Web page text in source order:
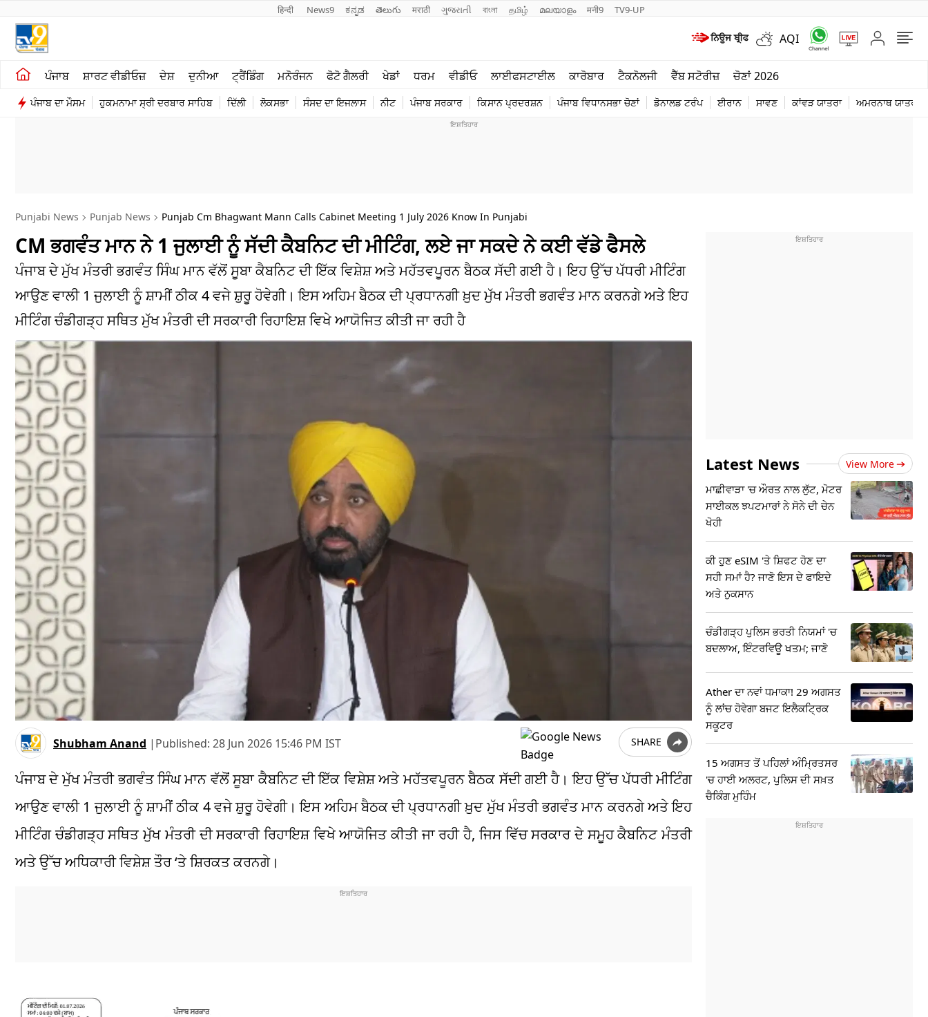
हिन्दी News9 ಕನ್ನಡ తెలుగు मराठी ગુજરાતી বাংলা தமிழ் മലയാളം मनी9 TV9-UP
AQI
ਪੰਜਾਬ ਸ਼ਾਰਟ ਵੀਡੀਓਜ਼ ਦੇਸ਼ ਦੁਨੀਆ ਟ੍ਰੈਂਡਿੰਗ ਮਨੋਰੰਜਨ ਫੋਟੋ ਗੈਲਰੀ ਖੇਡਾਂ ਧਰਮ ਵੀਡੀਓ ਲਾਈਫਸਟਾਈਲ ਕਾਰੋਬਾਰ ਟੈਕਨੋਲਜੀ ਵੈੱਬ ਸਟੋਰੀਜ਼ ਚੋਣਾਂ 2026
ਪੰਜਾਬ ਦਾ ਮੌਸਮ ਹੁਕਮਨਾਮਾ ਸ੍ਰੀ ਦਰਬਾਰ ਸਾਹਿਬ ਦਿੱਲੀ ਲੋਕਸਭਾ ਸੰਸਦ ਦਾ ਇਜਲਾਸ ਨੀਟ ਪੰਜਾਬ ਸਰਕਾਰ ਕਿਸਾਨ ਪ੍ਰਦਰਸ਼ਨ ਪੰਜਾਬ ਵਿਧਾਨਸਭਾ ਚੋਣਾਂ ਡੋਨਾਲਡ ਟਰੰਪ ਈਰਾਨ ਸਾਵਣ ਕਾਂਵੜ ਯਾਤਰਾ ਅਮਰਨਾਥ ਯਾਤਰਾ
ਖੇਤੀਬਾੜੀ
ਸ਼ਾਰਟ ਵੀਡੀਓਜ਼
ਮਨੋਰੰਜਨ
ਪੰਜਾਬ
ਟੈਕਨੋਲਜੀ
ਦੁਨੀਆ
Punjabi News Punjab News Punjab Cm Bhagwant Mann Calls Cabinet Meeting 1 July 2026 Know In Punjabi
CM ਭਗਵੰਤ ਮਾਨ ਨੇ 1 ਜੁਲਾਈ ਨੂੰ ਸੱਦੀ ਕੈਬਨਿਟ ਦੀ ਮੀਟਿੰਗ, ਲਏ ਜਾ ਸਕਦੇ ਨੇ ਕਈ ਵੱਡੇ ਫੈਸਲੇ
ਪੰਜਾਬ ਦੇ ਮੁੱਖ ਮੰਤਰੀ ਭਗਵੰਤ ਸਿੰਘ ਮਾਨ ਵੱਲੋਂ ਸੂਬਾ ਕੈਬਨਿਟ ਦੀ ਇੱਕ ਵਿਸ਼ੇਸ਼ ਅਤੇ ਮਹੱਤਵਪੂਰਨ ਬੈਠਕ ਸੱਦੀ ਗਈ ਹੈ। ਇਹ ਉੱਚ ਪੱਧਰੀ ਮੀਟਿੰਗ
ਆਉਣ ਵਾਲੀ 1 ਜੁਲਾਈ ਨੂੰ ਸ਼ਾਮੀਂ ਠੀਕ 4 ਵਜੇ ਸ਼ੁਰੂ ਹੋਵੇਗੀ। ਇਸ ਅਹਿਮ ਬੈਠਕ ਦੀ ਪ੍ਰਧਾਨਗੀ ਖ਼ੁਦ ਮੁੱਖ ਮੰਤਰੀ ਭਗਵੰਤ ਮਾਨ ਕਰਨਗੇ ਅਤੇ ਇਹ
ਮੀਟਿੰਗ ਚੰਡੀਗੜ੍ਹ ਸਥਿਤ ਮੁੱਖ ਮੰਤਰੀ ਦੀ ਸਰਕਾਰੀ ਰਿਹਾਇਸ਼ ਵਿਖੇ ਆਯੋਜਿਤ ਕੀਤੀ ਜਾ ਰਹੀ ਹੈ
Shubham Anand | Published: 28 Jun 2026 15:46 PM IST SHARE
ਪੰਜਾਬ ਦੇ ਮੁੱਖ ਮੰਤਰੀ ਭਗਵੰਤ ਸਿੰਘ ਮਾਨ ਵੱਲੋਂ ਸੂਬਾ ਕੈਬਨਿਟ ਦੀ ਇੱਕ ਵਿਸ਼ੇਸ਼ ਅਤੇ ਮਹੱਤਵਪੂਰਨ ਬੈਠਕ ਸੱਦੀ ਗਈ ਹੈ। ਇਹ ਉੱਚ ਪੱਧਰੀ ਮੀਟਿੰਗ
ਆਉਣ ਵਾਲੀ 1 ਜੁਲਾਈ ਨੂੰ ਸ਼ਾਮੀਂ ਠੀਕ 4 ਵਜੇ ਸ਼ੁਰੂ ਹੋਵੇਗੀ। ਇਸ ਅਹਿਮ ਬੈਠਕ ਦੀ ਪ੍ਰਧਾਨਗੀ ਖ਼ੁਦ ਮੁੱਖ ਮੰਤਰੀ ਭਗਵੰਤ ਮਾਨ ਕਰਨਗੇ ਅਤੇ ਇਹ
ਮੀਟਿੰਗ ਚੰਡੀਗੜ੍ਹ ਸਥਿਤ ਮੁੱਖ ਮੰਤਰੀ ਦੀ ਸਰਕਾਰੀ ਰਿਹਾਇਸ਼ ਵਿਖੇ ਆਯੋਜਿਤ ਕੀਤੀ ਜਾ ਰਹੀ ਹੈ, ਜਿਸ ਵਿੱਚ ਸਰਕਾਰ ਦੇ ਸਮੂਹ ਕੈਬਨਿਟ ਮੰਤਰੀ
ਅਤੇ ਉੱਚ ਅਧਿਕਾਰੀ ਵਿਸ਼ੇਸ਼ ਤੌਰ ‘ਤੇ ਸ਼ਿਰਕਤ ਕਰਨਗੇ।
Latest News View More
ਮਾਛੀਵਾੜਾ 'ਚ ਔਰਤ ਨਾਲ ਲੁੱਟ, ਮੋਟਰ
ਸਾਈਕਲ ਝਪਟਮਾਰਾਂ ਨੇ ਸੋਨੇ ਦੀ ਚੇਨ
ਖੋਹੀ
ਕੀ ਹੁਣ eSIM 'ਤੇ ਸ਼ਿਫਟ ਹੋਣ ਦਾ
ਸਹੀ ਸਮਾਂ ਹੈ? ਜਾਣੋ ਇਸ ਦੇ ਫਾਇਦੇ
ਅਤੇ ਨੁਕਸਾਨ
ਚੰਡੀਗੜ੍ਹ ਪੁਲਿਸ ਭਰਤੀ ਨਿਯਮਾਂ 'ਚ
ਬਦਲਾਅ, ਇੰਟਰਵਿਊ ਖਤਮ; ਜਾਣੋ
Ather ਦਾ ਨਵਾਂ ਧਮਾਕਾ! 29 ਅਗਸਤ
ਨੂੰ ਲਾਂਚ ਹੋਵੇਗਾ ਬਜਟ ਇਲੈਕਟ੍ਰਿਕ
ਸਕੂਟਰ
15 ਅਗਸਤ ਤੋਂ ਪਹਿਲਾਂ ਅੰਮ੍ਰਿਤਸਰ
'ਚ ਹਾਈ ਅਲਰਟ, ਪੁਲਿਸ ਦੀ ਸਖ਼ਤ
ਚੈਕਿੰਗ ਮੁਹਿੰਮ